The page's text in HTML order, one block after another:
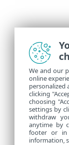
We and our
online
personalized
clicking
choosing
settings by
withdraw
anytime by
footer or in
information,